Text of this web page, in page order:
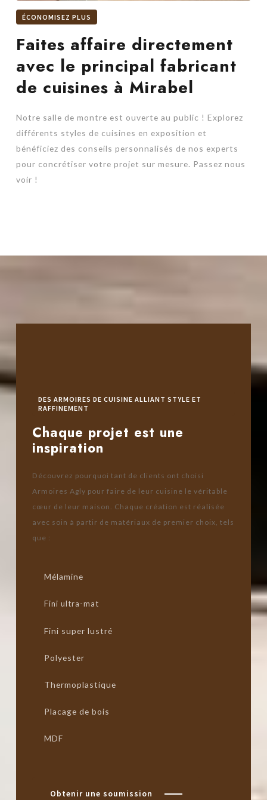
ÉCONOMISEZ PLUS
Faites affaire directement
avec le principal fabricant
de cuisines à Mirabel
Notre salle de montre est ouverte au public ! Explorez
différents styles de cuisines en exposition et
bénéficiez des conseils personnalisés de nos experts
pour concrétiser votre projet sur mesure. Passez nous
voir !
DES ARMOIRES DE CUISINE ALLIANT STYLE ET
RAFFINEMENT
Chaque projet est une
inspiration
Découvrez pourquoi tant de clients ont choisi
Armoires Agly pour faire de leur cuisine le véritable
cœur de leur maison. Chaque création est réalisée
avec soin à partir de matériaux de premier choix, tels
que :
Mélamine
Fini ultra-mat
Fini super lustré
Polyester
Thermoplastique
Placage de bois
MDF
Obtenir une soumission